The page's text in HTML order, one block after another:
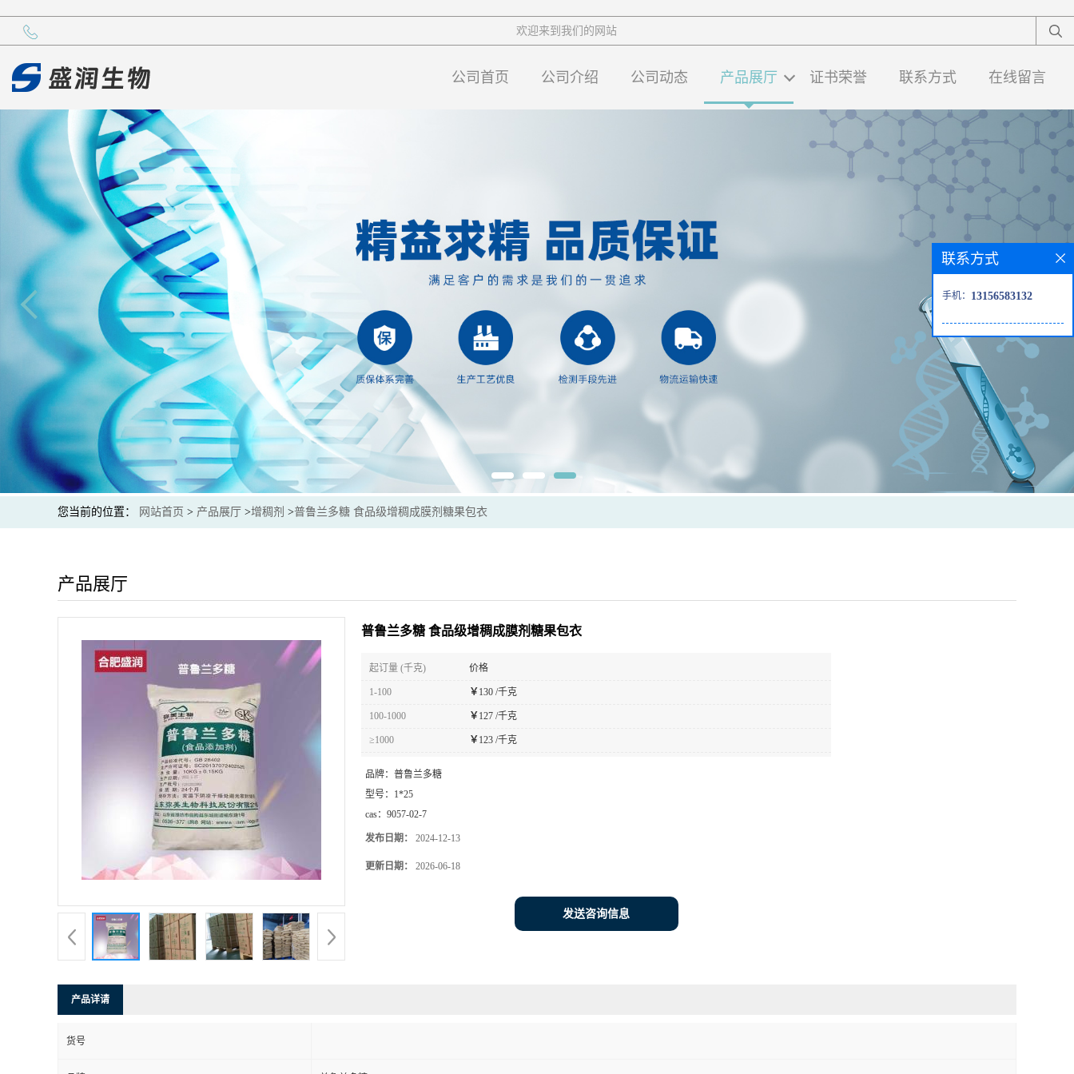
欢迎来到我们的网站
公司首页 公司介绍 公司动态 产品展厅 证书荣誉 联系方式 在线留言
您当前的位置： 网站首页 > 产品展厅 >增稠剂 >普鲁兰多糖 食品级增稠成膜剂糖果包衣
产品展厅
普鲁兰多糖 食品级增稠成膜剂糖果包衣
起订量 (千克) 价格
1-100 ￥130 /千克
100-1000 ￥127 /千克
≥1000 ￥123 /千克
品牌： 普鲁兰多糖
型号： 1*25
cas： 9057-02-7
发布日期： 2024-12-13
更新日期： 2026-06-18
发送咨询信息
产品详请
货号
联系方式
手机： 13156583132